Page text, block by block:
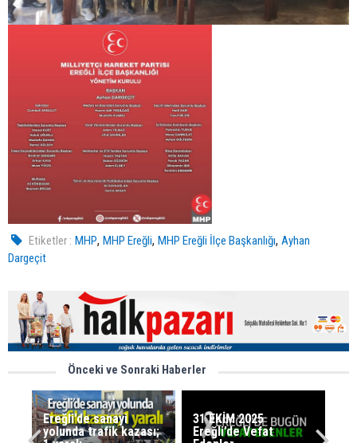
Etiketler : MHP,MHP Ereğli,MHP Ereğli İlçe Başkanlığı,Ayhan
Dargeçit
Önceki ve Sonraki Haberler
Ereğli’de sanayi
yolunda trafik kazası;
31 EKİM 2025
Ereğli’de Vefat